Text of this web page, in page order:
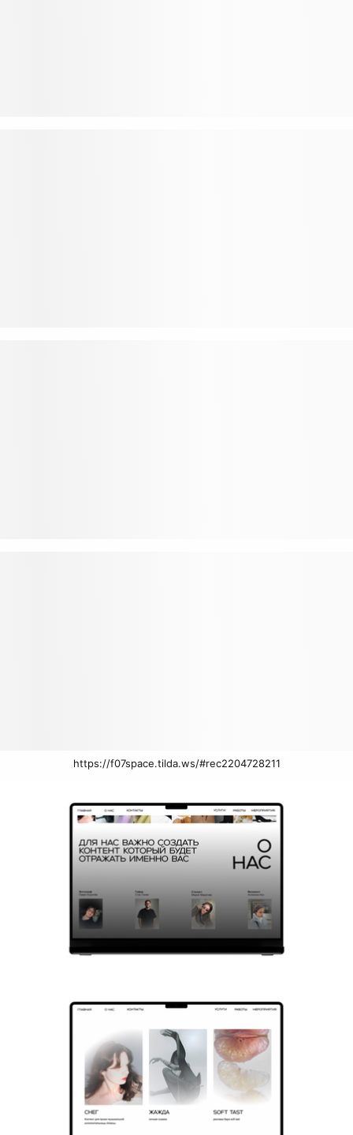
https://f07space.tilda.ws/#rec2204728211